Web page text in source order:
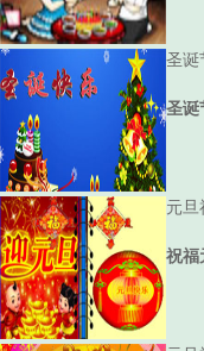
圣诞
圣诞
元旦
祝福